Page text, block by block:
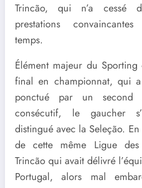
Trincão, qui n’a cessé
prestations
temps.
Élément majeur du
final en championnat, qui
ponctué par un second
consécutif, le gaucher
distingué avec la Seleção.
de cette même Ligue des
Trincão qui avait délivré
Portugal, alors mal